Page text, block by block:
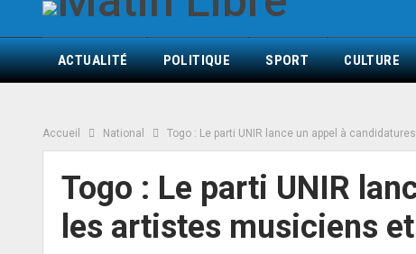
ACTUALITÉ POLITIQUE SPORT CULTURE
Accueil National Togo : Le parti UNIR lance un appel à
Togo : Le parti UNIR
les artistes musiciens